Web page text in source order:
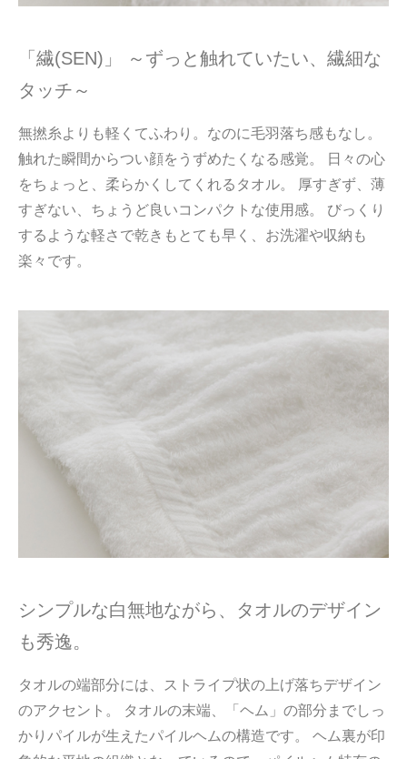
「繊(SEN)」 ～ずっと触れていたい、繊細な
タッチ～
無撚糸よりも軽くてふわり。なのに毛羽落ち感もなし。
触れた瞬間からつい顔をうずめたくなる感覚。 日々の心
をちょっと、柔らかくしてくれるタオル。 厚すぎず、薄
すぎない、ちょうど良いコンパクトな使用感。 びっくり
するような軽さで乾きもとても早く、お洗濯や収納も
楽々です。
シンプルな白無地ながら、タオルのデザイン
も秀逸。
タオルの端部分には、ストライプ状の上げ落ちデザイン
のアクセント。 タオルの末端、「ヘム」の部分までしっ
かりパイルが生えたパイルヘムの構造です。 ヘム裏が印